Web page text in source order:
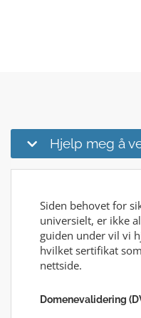
Hjelp meg å
Siden behovet for
universielt, er ikke
guiden under vil vi
hvilket sertifikat
nettside.
Domenevalidering